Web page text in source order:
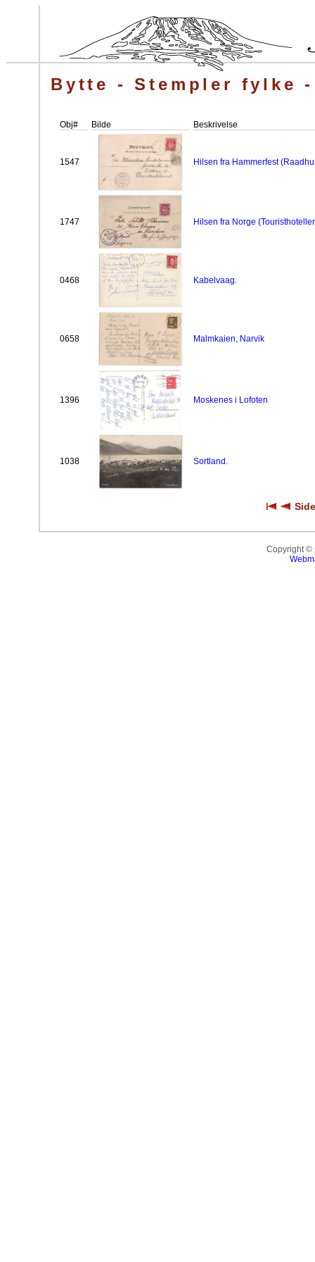
Bytte - Stempler fylke
Obj# Bilde Beskrivelse
1547 Hilsen fra Hammerfest
1747 Hilsen fra Norge
0468 Kabelvaag.
0658 Malmkaien, Narvik
1396 Moskenes i Lofoten
1038 Sortland.
Copyright ©